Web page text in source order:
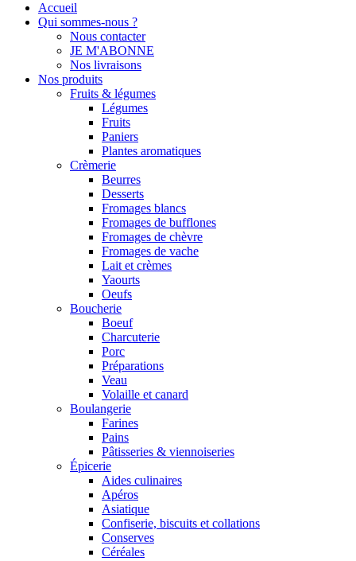
Accueil
Qui sommes-nous ?
Nous contacter
JE M'ABONNE
Nos livraisons
Nos produits
Fruits & légumes
Légumes
Fruits
Paniers
Plantes aromatiques
Crèmerie
Beurres
Desserts
Fromages blancs
Fromages de bufflones
Fromages de chèvre
Fromages de vache
Lait et crèmes
Yaourts
Oeufs
Boucherie
Boeuf
Charcuterie
Porc
Préparations
Veau
Volaille et canard
Boulangerie
Farines
Pains
Pâtisseries & viennoiseries
Épicerie
Aides culinaires
Apéros
Asiatique
Confiserie, biscuits et collations
Conserves
Céréales